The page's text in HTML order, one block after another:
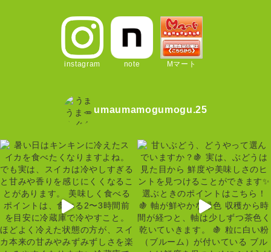
instagram note Mマート
umaumamogumogu.25